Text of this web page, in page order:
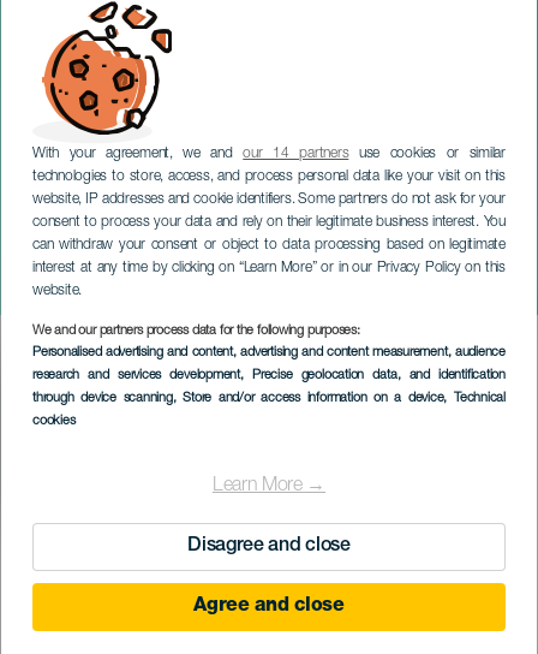
With your agreement, we andour 14 partnersuse cookies or similar
technologies to store, access, and process personal data like your visit on this
website, IP addresses and cookie identifiers. Some partners do not ask for your
consent to process your data and rely on their legitimate business interest. You
can withdraw your consent or object to data processing based on legitimate
interest at any time by clicking on “Learn More” or in our Privacy Policy on this
website.
We and our partners process data for the following purposes:
Personalised advertising and content, advertising and content measurement, audience
research and services development, Precise geolocation data, and identification
through device scanning, Store and/or access information on a device, Technical
cookies
Learn More →
Disagree and close
Agree and close
Fado a Verdade - дань
уважения Хосе Сарамаго
ПАЛЬМА
Imagen
Listado
ПРОШЕДШЕЕ МЕРОПРИЯТИЕ
03 February 2023